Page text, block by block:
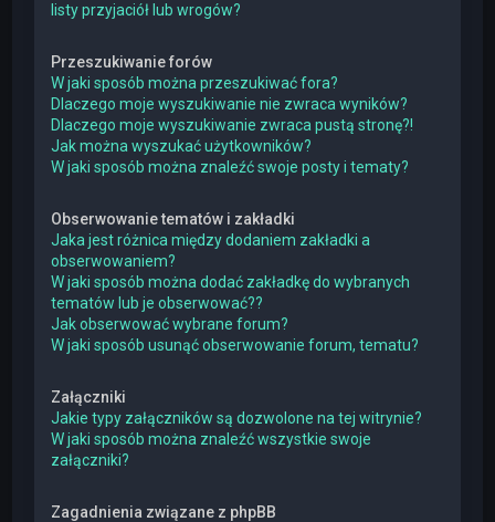
listy przyjaciół lub wrogów?
Przeszukiwanie forów
W jaki sposób można przeszukiwać fora?
Dlaczego moje wyszukiwanie nie zwraca wyników?
Dlaczego moje wyszukiwanie zwraca pustą stronę?!
Jak można wyszukać użytkowników?
W jaki sposób można znaleźć swoje posty i tematy?
Obserwowanie tematów i zakładki
Jaka jest różnica między dodaniem zakładki a
obserwowaniem?
W jaki sposób można dodać zakładkę do wybranych
tematów lub je obserwować??
Jak obserwować wybrane forum?
W jaki sposób usunąć obserwowanie forum, tematu?
Załączniki
Jakie typy załączników są dozwolone na tej witrynie?
W jaki sposób można znaleźć wszystkie swoje
załączniki?
Zagadnienia związane z phpBB